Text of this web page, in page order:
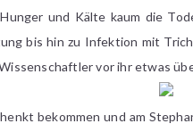
und Kälte kaum die
bis hin zu Infektion mit
vor ihr etwas
bekommen und am